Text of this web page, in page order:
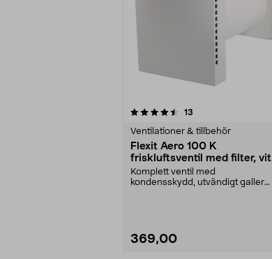
13
Ventilationer & tillbehör
Flexit Aero 100 K
friskluftsventil med filter, vit
Komplett ventil med
kondensskydd, utvändigt galler
369,00
5.0av 5 stjärnor